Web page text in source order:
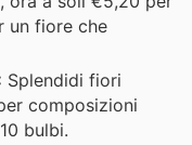
un fiore che
Splendidi fiori
composizioni
bulbi.